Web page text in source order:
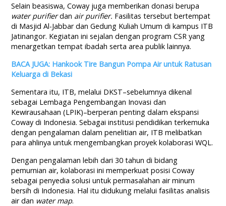
Selain beasiswa, Coway juga memberikan donasi berupa
water purifierdan air purifier. Fasilitas tersebut bertempat
di Masjid Al-Jabbar dan Gedung Kuliah Umum di kampus ITB
Jatinangor. Kegiatan ini sejalan dengan program CSR yang
menargetkan tempat ibadah serta area publik lainnya.
BACA JUGA: Hankook Tire Bangun Pompa Air untuk Ratusan
Keluarga di Bekasi
Sementara itu, ITB, melalui DKST–sebelumnya dikenal
sebagai Lembaga Pengembangan Inovasi dan
Kewirausahaan (LPIK)–berperan penting dalam ekspansi
Coway di Indonesia. Sebagai institusi pendidikan terkemuka
dengan pengalaman dalam penelitian air, ITB melibatkan
para ahlinya untuk mengembangkan proyek kolaborasi WQL.
Dengan pengalaman lebih dari 30 tahun di bidang
pemurnian air, kolaborasi ini memperkuat posisi Coway
sebagai penyedia solusi untuk permasalahan air minum
bersih di Indonesia. Hal itu didukung melalui fasilitas analisis
air dan water map.